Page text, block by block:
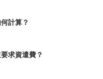
計算？
求資遣費？